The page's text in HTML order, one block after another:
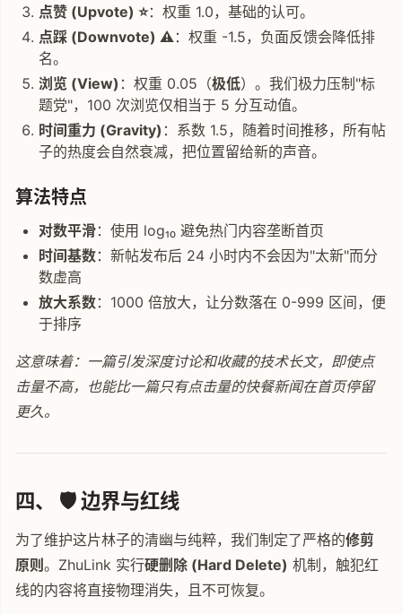
点赞 (Upvote) ⭐：权重 1.0，基础的认可。
点踩 (Downvote) ⚠️ ：权重 -1.5，负面反馈会降低排
名。
浏览 (View) ：权重 0.05（极低）。我们极力压制"标
题党"，100 次浏览仅相当于 5 分互动值。
时间重力 (Gravity) ：系数 1.5，随着时间推移，所有帖
子的热度会自然衰减，把位置留给新的声音。
算法特点
对数平滑：使用 log₁₀ 避免热门内容垄断首页
时间基数：新帖发布后 24 小时内不会因为"太新"而分
数虚高
放大系数：1000 倍放大，让分数落在 0-999 区间，便
于排序
这意味着：一篇引发深度讨论和收藏的技术长文，即使点
击量不高，也能比一篇只有点击量的快餐新闻在首页停留
更久。
四、 🛡️ 边界与红线
为了维护这片林子的清幽与纯粹，我们制定了严格的修剪
原则 。ZhuLink 实行硬删除 (Hard Delete) 机制，触犯红
线的内容将直接物理消失，且不可恢复。